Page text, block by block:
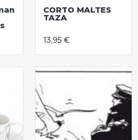
CORTO MALTES
TAZA
13,95 €